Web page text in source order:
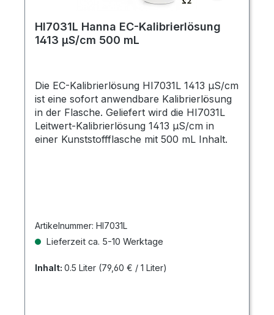
HI7031L Hanna EC-Kalibrierlösung
1413 µS/cm 500 mL
Die EC-Kalibrierlösung HI7031L 1413 µS/cm
ist eine sofort anwendbare Kalibrierlösung
in der Flasche. Geliefert wird die HI7031L
Leitwert-Kalibrierlösung 1413 µS/cm in
einer Kunststoffflasche mit 500 mL Inhalt.
Artikelnummer: HI7031L
Lieferzeit ca. 5-10 Werktage
Inhalt: 0.5 Liter (79,60 € / 1 Liter)